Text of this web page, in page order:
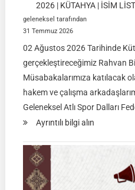
2026 | KÜTAHYA | İSİM
geleneksel tarafından
31 Temmuz 2026
02 Ağustos 2026 Tarihinde
gerçekleştireceğimiz Rahvan
Müsabakalarımıza katılacak
hakem ve çalışma
Geleneksel Atlı Spor Dalları
Ayrıntılı bilgi alın:
Müsabakası